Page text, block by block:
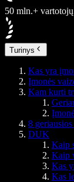
50 mln.+ vartotojų
Turinys
Kas yra
Įmonės
Kam kurti
8
DUK
Kaip
Kaip
Kas
Kas